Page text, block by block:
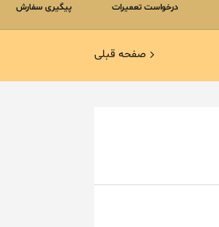
درخواست تعمیرات پیگیری سفارش
صفحه قبلی